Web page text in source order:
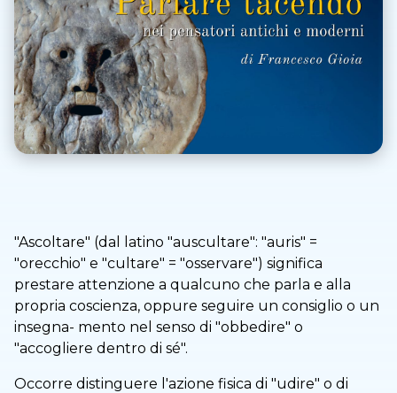
"Ascoltare" (dal latino "auscultare": "auris" =
"orecchio" e "cultare" = "osservare") significa
prestare attenzione a qualcuno che parla e alla
propria coscienza, oppure seguire un consiglio o un
insegna- mento nel senso di "obbedire" o
"accogliere dentro di sé".
Occorre distinguere l'azione fisica di "udire" o di